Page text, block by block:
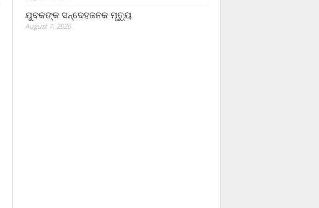
ଯୁବକଙ୍କ ସନ୍ଦେହଜନକ ମୃତ୍ୟୁ
August 7, 2026